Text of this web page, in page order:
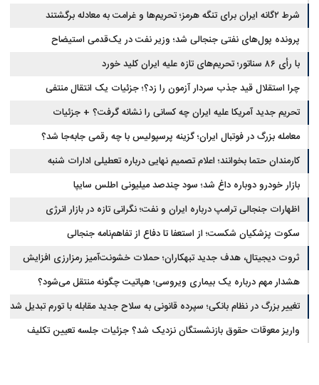
شرط ۲گانه ایران برای تنگه هرمز؛ تحریم‌ها و غرامت به معادله برگشتند
پرونده پول‌های نفتی جنجالی شد؛ وزیر نفت در یک‌قدمی استیضاح
با رأی ۸۶ سناتور؛ تحریم‌های تازه علیه ایران کلید خورد
چرا استقلال قید جذب سردار آزمون را زد؟؛ جزئیات یک انتقال منتفی
تحریم جدید آمریکا علیه ایران چه کسانی را نشانه گرفت؟ + جزئیات
معامله بزرگ در فوتبال ایران؛ گزینه پرسپولیس با چه رقمی جابه‌جا شد؟
کارمندان حتما بخوانند؛ اعلام تصمیم نهایی درباره تعطیلی ادارات شنبه
بازار خودرو دوباره داغ شد؛ سود چندصد میلیونی اطلس سایپا
اظهارات جنجالی ترامپ درباره ایران و نفت؛ نگرانی تازه در بازار انرژی
سکوت پزشکیان شکست؛ از استعفا تا دفاع از تفاهم‌نامه جنجالی
ثروت دیجیتال، هدف جدید تبهکاران؛ حملات خشونت‌آمیز رمزارزی افزایش
یافت
هشدار مهم درباره یک بیماری ویروسی؛ هپاتیت چگونه منتقل می‌شود؟
تغییر بزرگ در نظام بانکی؛ سپرده قانونی به سلاح جدید مقابله با تورم تبدیل شد
واریز معوقات حقوق بازنشستگان نزدیک شد؟ جزئیات جلسه تعیین تکلیف